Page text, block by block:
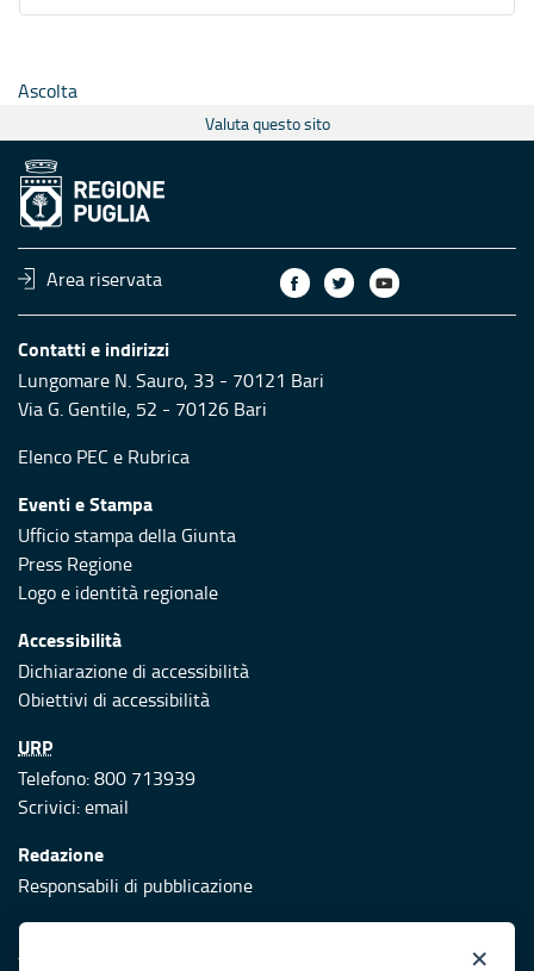
Ascolta
Valuta questo sito
Area riservata
Contatti e indirizzi
Lungomare N. Sauro, 33 - 70121 Bari
Via G. Gentile, 52 - 70126 Bari
Elenco PEC e Rubrica
Eventi e Stampa
Ufficio stampa della Giunta
Press Regione
Logo e identità regionale
Accessibilità
Dichiarazione di accessibilità
Obiettivi di accessibilità
URP
Telefono: 800 713939
Scrivici:email
Redazione
Responsabili di pubblicazione
Protezione civile
Vai al sito di Protezione Civile Puglia ×